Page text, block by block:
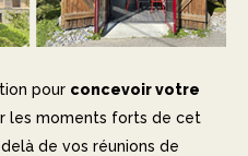
pour concevoir votre
les moments forts de cet
de vos réunions de